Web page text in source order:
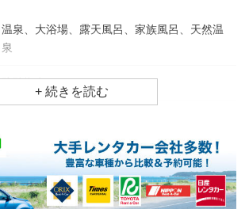
温泉、大浴場、露天風呂、家族風呂、天然温
泉
硫酸塩泉